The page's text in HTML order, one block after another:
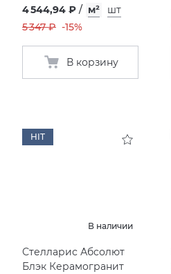
4 544,94 ₽ / м²
шт
5 347 ₽ -15%
В корзину
HIT
В наличии
Стелларис Абсолют
Блэк Керамогранит